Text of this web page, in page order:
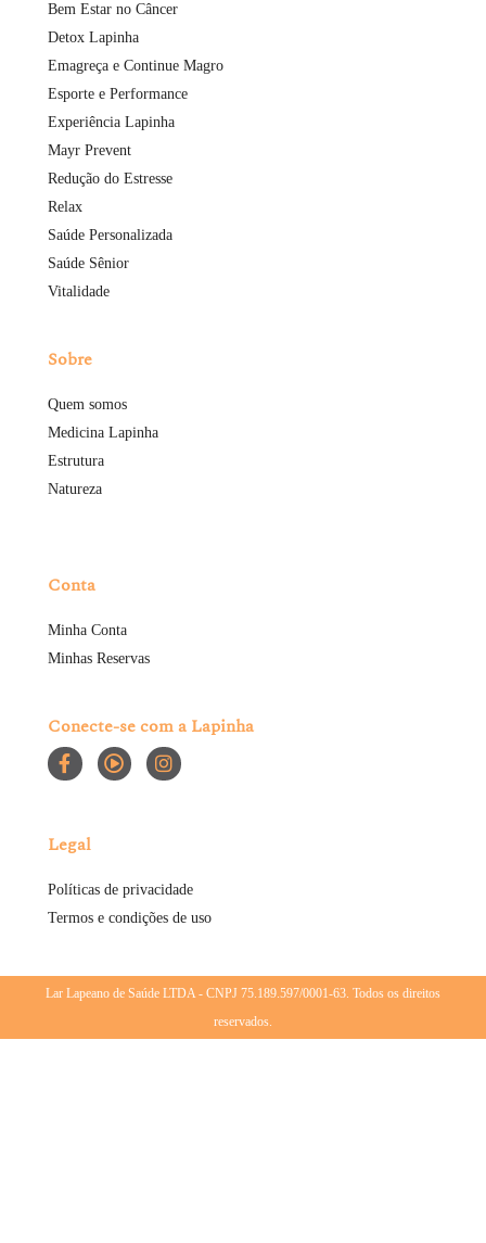
Bem Estar no Câncer
Detox Lapinha
Emagreça e Continue Magro
Esporte e Performance
Experiência Lapinha
Mayr Prevent
Redução do Estresse
Relax
Saúde Personalizada
Saúde Sênior
Vitalidade
Sobre
Quem somos
Medicina Lapinha
Estrutura
Natureza
Conta
Minha Conta
Minhas Reservas
Conecte-se com a Lapinha
Legal
Políticas de privacidade
Termos e condições de uso
Lar Lapeano de Saúde LTDA - CNPJ 75.189.597/0001-63. Todos os direitos
reservados.